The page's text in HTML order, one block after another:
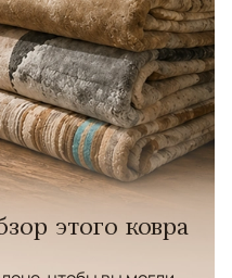
этого ковра